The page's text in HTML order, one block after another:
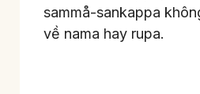
sammå-sankappa
về nama hay rupa.